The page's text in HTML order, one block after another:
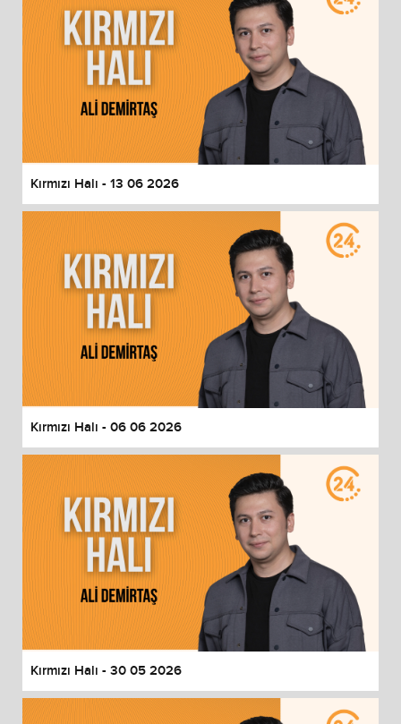
Kırmızı Halı - 13 06 2026
Kırmızı Halı - 06 06 2026
Kırmızı Halı - 30 05 2026